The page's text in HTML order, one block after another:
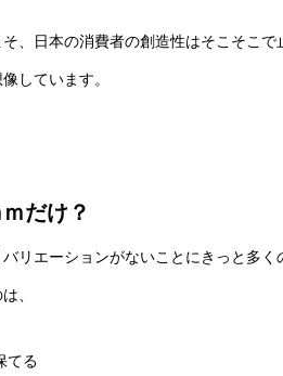
、日本の消費者の創造性はそこそこ
しています。
だけ？
リエーションがないことにきっと多
、
てる